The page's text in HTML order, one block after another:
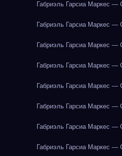
Габриэль Гарсиа Маркес —
Габриэль Гарсиа Маркес —
Габриэль Гарсиа Маркес —
Габриэль Гарсиа Маркес —
Габриэль Гарсиа Маркес —
Габриэль Гарсиа Маркес —
Габриэль Гарсиа Маркес —
Габриэль Гарсиа Маркес —